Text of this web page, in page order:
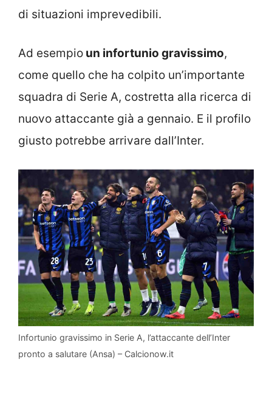
di situazioni imprevedibili.
Ad esempio un infortunio gravissimo,
come quello che ha colpito un’importante
squadra di Serie A, costretta alla ricerca di
nuovo attaccante già a gennaio. E il profilo
giusto potrebbe arrivare dall’Inter.
Infortunio gravissimo in Serie A, l’attaccante dell’Inter
pronto a salutare (Ansa) – Calcionow.it